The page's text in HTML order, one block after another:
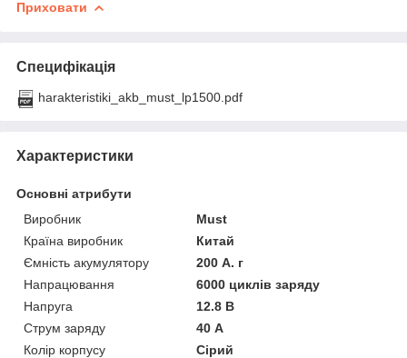
Приховати
Специфікація
harakteristiki_akb_must_lp1500.pdf
Характеристики
Основні атрибути
Виробник
Must
Країна виробник
Китай
Ємність акумулятору
200 А. г
Напрацювання
6000 циклів заряду
Напруга
12.8 В
Струм заряду
40 А
Колір корпусу
Сірий